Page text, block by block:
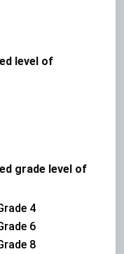
level of
grade level of
4
6
8